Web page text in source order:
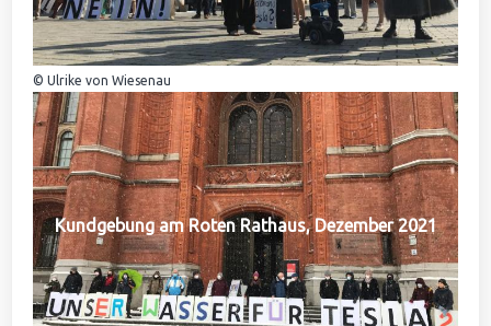
© Ulrike von Wiesenau
Kundgebung am Roten Rathaus, Dezember 2021